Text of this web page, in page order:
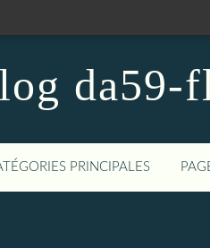
da59-
PRINCIPALES